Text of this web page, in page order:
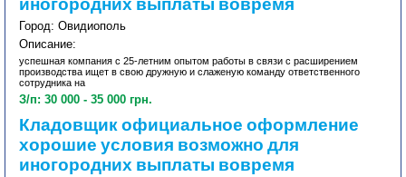
иногородних выплаты вовремя
Город: Овидиополь
Описание:
успешная компания с 25-летним опытом работы в связи с расширением
производства ищет в свою дружную и слаженую команду ответственного
сотрудника на
З/п: 30 000 - 35 000 грн.
Кладовщик официальное оформление
хорошие условия возможно для
иногородних выплаты вовремя